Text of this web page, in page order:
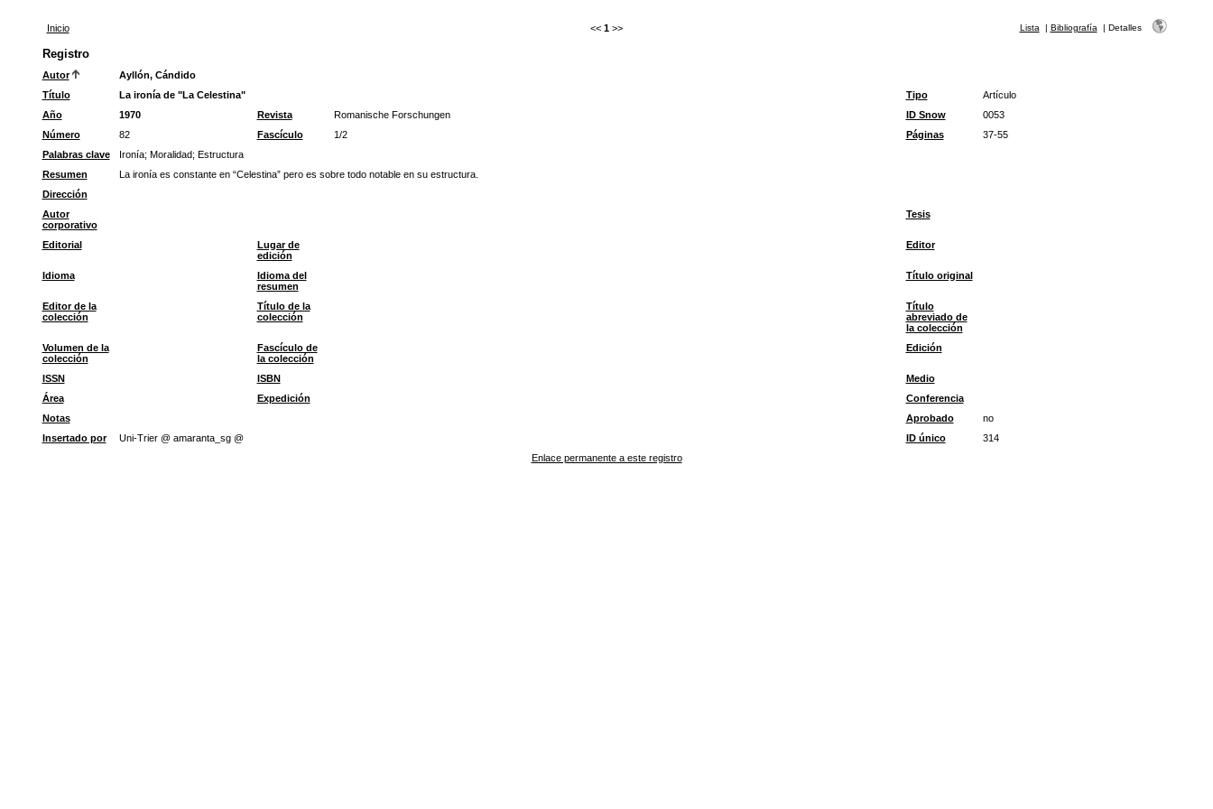
Inicio << 1 >> Lista | Bibliografía | Detalles
Registro
Autor
Ayllón, Cándido
Título
La ironía de "La Celestina" Tipo
Artículo
Año
1970 Revista Romanische Forschungen ID Snow
0053
Número
82 Fascículo 1/2 Páginas
37-55
Palabras clave
Ironía; Moralidad; Estructura
Resumen
La ironía es constante en “Celestina” pero es sobre todo notable en su estructura.
Dirección
Autor
corporativo
Tesis
Editorial
Lugar de
edición
Editor
Idioma
Idioma del
resumen
Título original
Editor de la
colección
Título de la
colección
Título
abreviado de
la colección
Volumen de la
colección
Fascículo de
la colección
Edición
ISSN ISBN
Medio
Área
Expedición
Conferencia
Notas
Aprobado
no
Insertado por
Uni-Trier @ amaranta_sg @ ID único
314
Enlace permanente a este registro